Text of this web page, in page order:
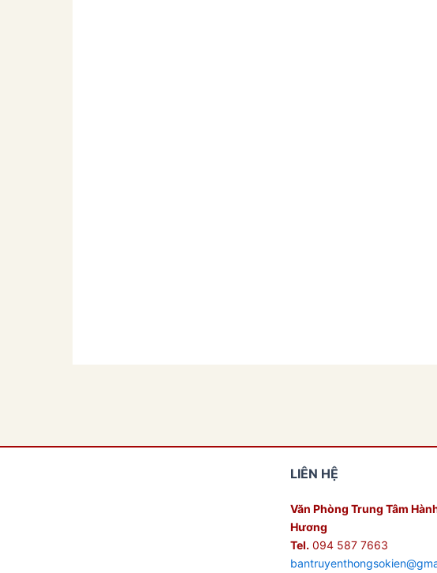
LIÊN HỆ
Văn Phòng Trung Tâm
Hương
Tel.094 587 7663